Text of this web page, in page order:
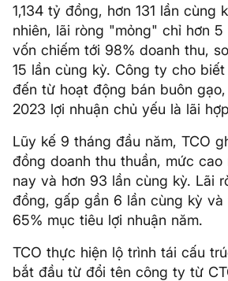
1,134 tỷ đồng, hơn 131 lần cùng
nhiên, lãi ròng "mỏng" chỉ hơn
vốn chiếm tới 98% doanh thu,
15 lần cùng kỳ. Công ty cho
đến từ hoạt động bán buôn
2023 lợi nhuận chủ yếu là lãi
Lũy kế 9 tháng đầu năm, TCO
đồng doanh thu thuần, mức
nay và hơn 93 lần cùng kỳ. Lãi
đồng, gấp gần 6 lần cùng kỳ và
65% mục tiêu lợi nhuận năm.
TCO thực hiện lộ trình tái cấu
bắt đầu từ đổi tên công ty từ